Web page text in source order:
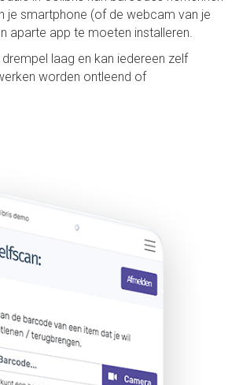
je smartphone (of de webcam van je
aparte app te moeten installeren.
laag en kan iedereen zelf
worden ontleend of